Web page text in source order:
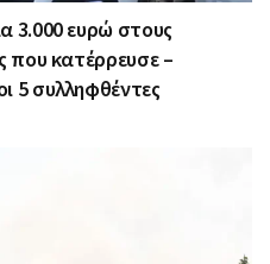
3.000 ευρώ στους
που κατέρρευσε –
5 συλληφθέντες